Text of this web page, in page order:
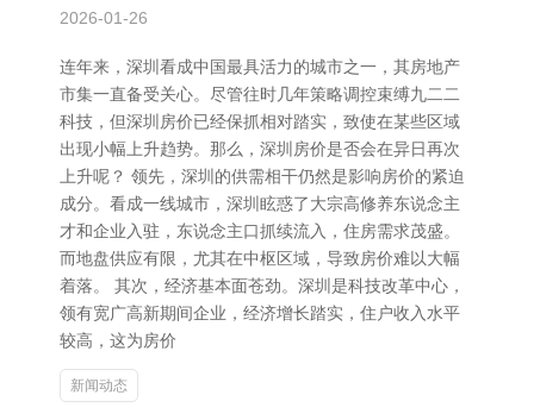
2026-01-26
连年来，深圳看成中国最具活力的城市之一，其房地产
市集一直备受关心。尽管往时几年策略调控束缚九二二
科技，但深圳房价已经保抓相对踏实，致使在某些区域
出现小幅上升趋势。那么，深圳房价是否会在异日再次
上升呢？ 领先，深圳的供需相干仍然是影响房价的紧迫
成分。看成一线城市，深圳眩惑了大宗高修养东说念主
才和企业入驻，东说念主口抓续流入，住房需求茂盛。
而地盘供应有限，尤其在中枢区域，导致房价难以大幅
着落。 其次，经济基本面苍劲。深圳是科技改革中心，
领有宽广高新期间企业，经济增长踏实，住户收入水平
较高，这为房价
新闻动态